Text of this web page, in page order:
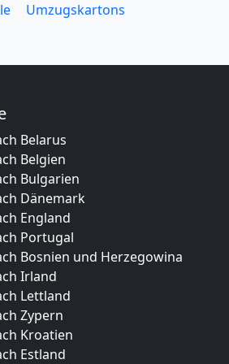
Umzugskartons
Belarus
Belgien
Bulgarien
Dänemark
England
Portugal
Bosnien und Herzegowina
Irland
Lettland
Zypern
Kroatien
Estland